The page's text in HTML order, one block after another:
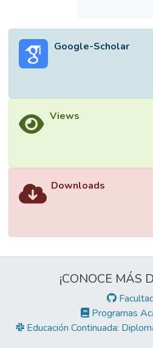
Google-Scholar
Views
Downloads
¡CONOCE MÁS
Programas
Educación Continuada: